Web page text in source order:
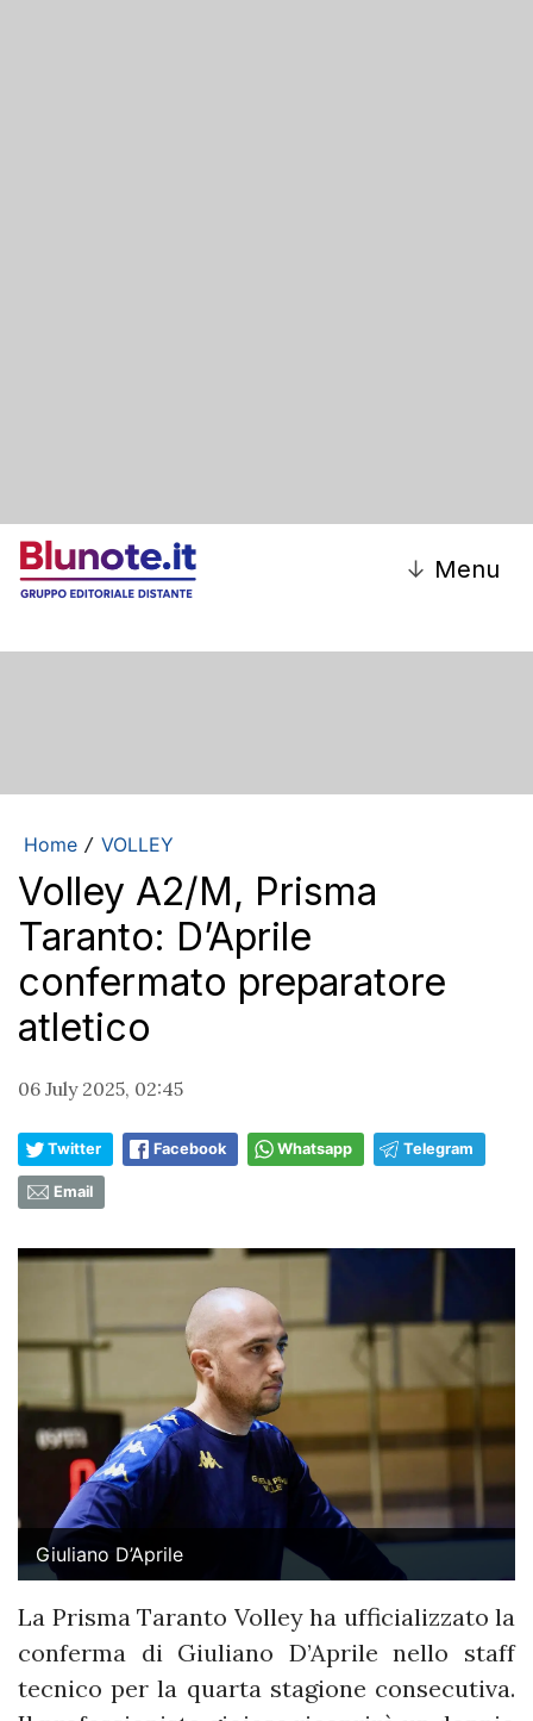
↓ Menu
Home / VOLLEY
Volley A2/M, Prisma
Taranto: D’Aprile
confermato preparatore
atletico
06 July 2025, 02:45
Twitter Facebook Whatsapp Telegram
Email
Giuliano D’Aprile
La Prisma Taranto Volley ha ufficializzato la
conferma di Giuliano D’Aprile nello staff
tecnico per la quarta stagione consecutiva.